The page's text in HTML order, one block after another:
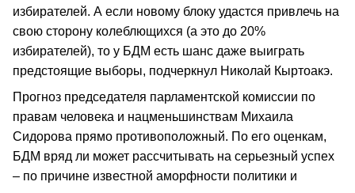
избирателей. А если новому блоку удастся привлечь на
свою сторону колеблющихся (а это до 20%
избирателей), то у БДМ есть шанс даже выиграть
предстоящие выборы, подчеркнул Николай Кыртоакэ.
Прогноз председателя парламентской комиссии по
правам человека и нацменьшинствам Михаила
Сидорова прямо противоположный. По его оценкам,
БДМ вряд ли может рассчитывать на серьезный успех
– по причине известной аморфности политики и